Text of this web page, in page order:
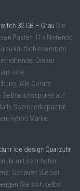
32 GB – Grau Sie
Posten 11 x Nintendo
käuflich erwerben.
Dieser
eine
Alle Geräte
auf.
Speicherkapazität
Hybrid Marke :
Ice design Quarzuhr
mit sehr hoher
Schauen Sie bei
Sie sich selbst.